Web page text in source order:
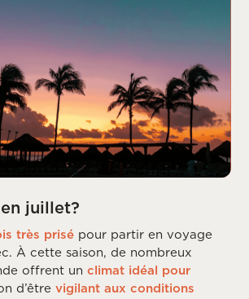
juillet?
très prisé pour partir en voyage
À cette saison, de nombreux
offrent unclimat idéal pour
d’êtrevigilant aux conditions